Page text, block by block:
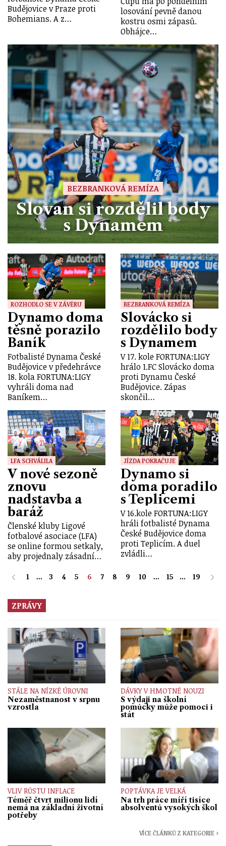
Budějovice v Praze proti
Bohemians. A z…
losování pevně danou
kostru osmi zápasů.
Obhájce…
BEZBRANKOVÁ REMÍZA
Slovan si rozdělil body
s Dynamem
ROZHODLO SE V ZÁVĚRU
Dynamo doma
těsně porazilo
Baník
Fotbalisté Dynama České
Budějovice v předehrávce
18. kola FORTUNA:LIGY
vyhráli doma nad
Baníkem…
BEZBRANKOVÁ REMÍZA
Slovácko si
rozdělilo body
s Dynamem
V 17. kole FORTUNA:LIGY
hrálo 1.FC Slovácko doma
proti Dynamu České
Budějovice. Zápas
skončil…
LFA SCHVÁLILA
V nové sezoně
znovu
nadstavba a
baráž
Členské kluby Ligové
fotbalové asociace (LFA)
se online formou setkaly,
aby projednaly zásadní…
JÍZDA POKRAČUJE
Dynamo si
doma poradilo
s Teplicemi
V 16.kole FORTUNA:LIGY
hráli fotbalisté Dynama
České Budějovice doma
proti Teplicím. A duel
zvládli…
1 ... 3 4 5 6 7 8 9 10 ... 15 ... 19
ZPRÁVY
STÁLE NA NÍZKÉ ÚROVNI
Nezaměstnanost v srpnu
vzrostla
DÁVKY V HMOTNÉ NOUZI
S výdaji na školní
pomůcky může pomoci i
stát
VLIV RŮSTU INFLACE
Téměř čtvrt milionu lidí
nemá na základní životní
potřeby
POPTÁVKA JE VELKÁ
Na trh práce míří tisíce
absolventů vysokých škol
VÍCE ČLÁNKŮ Z KATEGORIE ›